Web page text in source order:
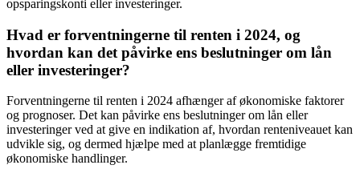
opsparingskonti eller investeringer.
Hvad er forventningerne til renten i 2024, og
hvordan kan det påvirke ens beslutninger om lån
eller investeringer?
Forventningerne til renten i 2024 afhænger af økonomiske faktorer
og prognoser. Det kan påvirke ens beslutninger om lån eller
investeringer ved at give en indikation af, hvordan renteniveauet kan
udvikle sig, og dermed hjælpe med at planlægge fremtidige
økonomiske handlinger.